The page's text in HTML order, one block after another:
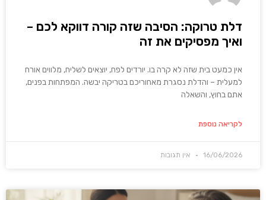
דלת טרוקה: הסיבה שזה קורה דווקא לכם –
ואיך מפסיקים את זה
אין כמעט בית שזה לא קרה בו. יורדים לפח, יוצאים לשליח, מלווים אורח
למעלית – והדלת נסגרת מאחוריכם בטריקה יבשה. המפתחות בפנים,
אתם בחוץ, והשאלה
לקריאה נוספת
16/06/2026 אין תגובות